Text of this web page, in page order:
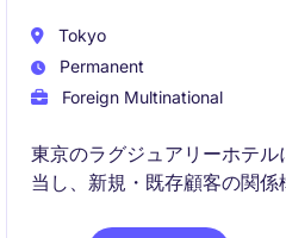
Tokyo
Permanent
Foreign Multinational
東京のラグジュアリーホテ
当し、新規・既存顧客の関